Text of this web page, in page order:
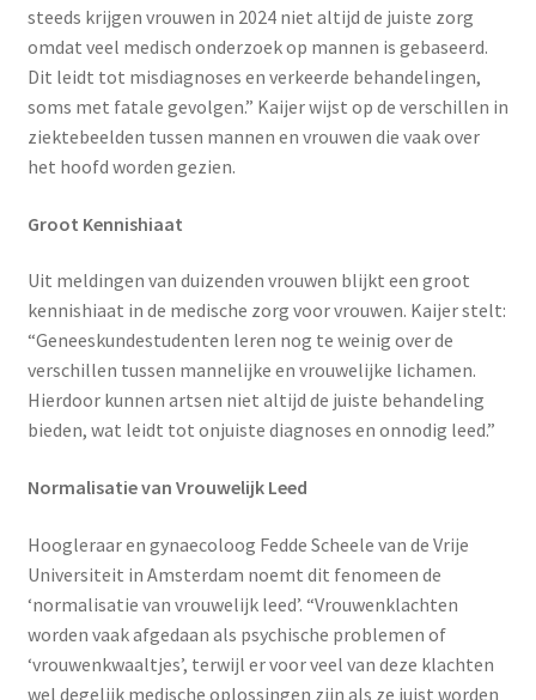
steeds krijgen vrouwen in 2024 niet altijd de juiste zorg
omdat veel medisch onderzoek op mannen is gebaseerd.
Dit leidt tot misdiagnoses en verkeerde behandelingen,
soms met fatale gevolgen.” Kaijer wijst op de verschillen in
ziektebeelden tussen mannen en vrouwen die vaak over
het hoofd worden gezien.
Groot Kennishiaat
Uit meldingen van duizenden vrouwen blijkt een groot
kennishiaat in de medische zorg voor vrouwen. Kaijer stelt:
“Geneeskundestudenten leren nog te weinig over de
verschillen tussen mannelijke en vrouwelijke lichamen.
Hierdoor kunnen artsen niet altijd de juiste behandeling
bieden, wat leidt tot onjuiste diagnoses en onnodig leed.”
Normalisatie van Vrouwelijk Leed
Hoogleraar en gynaecoloog Fedde Scheele van de Vrije
Universiteit in Amsterdam noemt dit fenomeen de
‘normalisatie van vrouwelijk leed’. “Vrouwenklachten
worden vaak afgedaan als psychische problemen of
‘vrouwenkwaaltjes’, terwijl er voor veel van deze klachten
wel degelijk medische oplossingen zijn als ze juist worden